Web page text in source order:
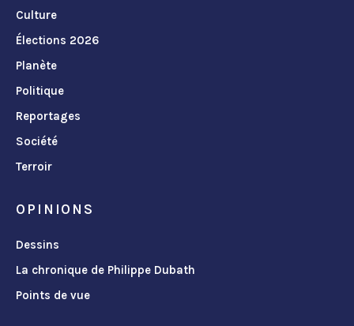
Culture
Élections 2026
Planète
Politique
Reportages
Société
Terroir
OPINIONS
Dessins
La chronique de Philippe Dubath
Points de vue